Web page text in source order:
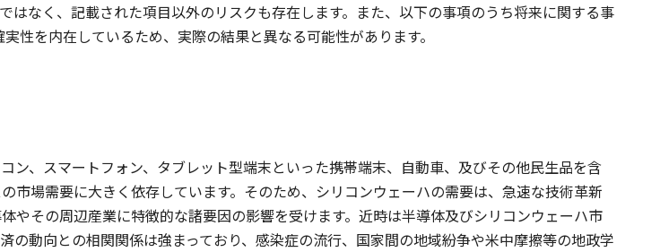
なく、記載された項目以外のリスクも存在します。また、以下の事項のうち将来に関する事
性を内在しているため、実際の結果と異なる可能性があります。
、スマートフォン、タブレット型端末といった携帯端末、自動車、及びその他民生品を含
場需要に大きく依存しています。そのため、シリコンウェーハの需要は、急速な技術革新
その周辺産業に特徴的な諸要因の影響を受けます。近時は半導体及びシリコンウェーハ市
動向との相関関係は強まっており、感染症の流行、国家間の地域紛争や米中摩擦等の地政学